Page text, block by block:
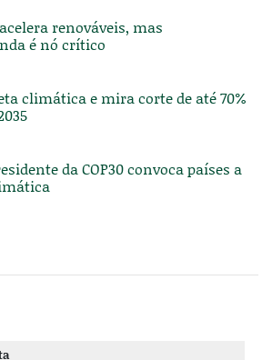
renováveis, mas
é nó crítico
climática e mira corte de até 70%
da COP30 convoca países a